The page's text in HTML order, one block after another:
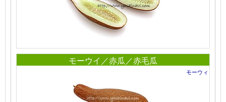
モーウイ／赤瓜／赤毛瓜
モーウィ